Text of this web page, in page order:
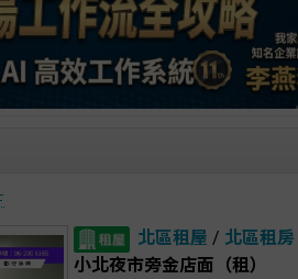
北區租屋 / 北區租房
小北夜市旁金店面（租）